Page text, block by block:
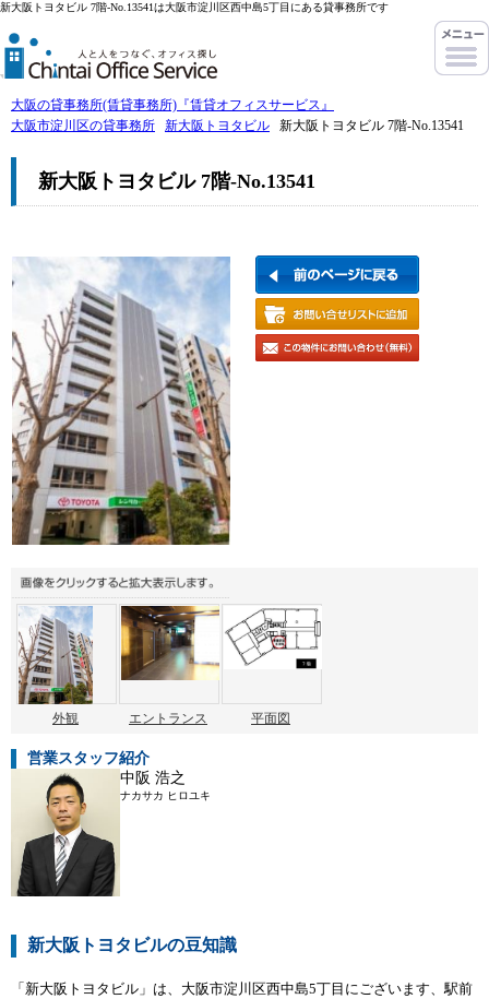
新大阪トヨタビル 7階-No.13541は大阪市淀川区西中島5丁目にある貸事務所です
大阪の貸事務所(賃貸事務所)『賃貸オフィスサービス』
大阪市淀川区の貸事務所
新大阪トヨタビル 新大阪トヨタビル 7階-No.13541
新大阪トヨタビル 7階-No.13541
外観 エントランス 平面図
営業スタッフ紹介
中阪 浩之
ナカサカ ヒロユキ
新大阪トヨタビルの豆知識
「新大阪トヨタビル」は、大阪市淀川区西中島5丁目にございます、駅前